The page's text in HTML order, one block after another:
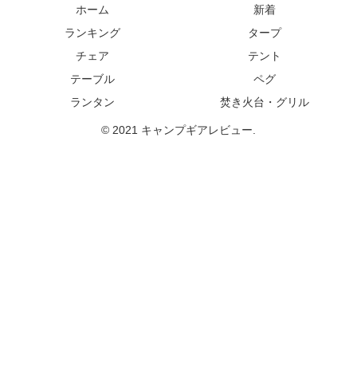
ホーム
新着
ランキング
タープ
チェア
テント
テーブル
ペグ
ランタン
焚き火台・グリル
© 2021 キャンプギアレビュー.